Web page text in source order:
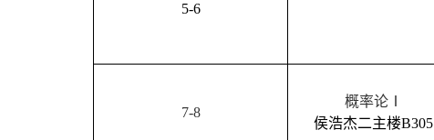
5-6
7-8
概率论Ⅰ
侯浩杰二主楼B305